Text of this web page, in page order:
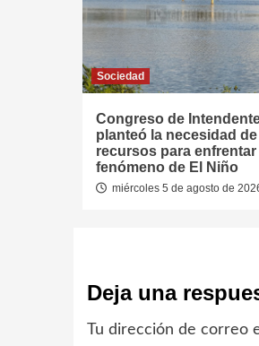
Sociedad
Congreso de
planteó la necesidad de
recursos para enfrentar
fenómeno de El Niño
miércoles 5 de agosto de
Deja una
Tu dirección de correo